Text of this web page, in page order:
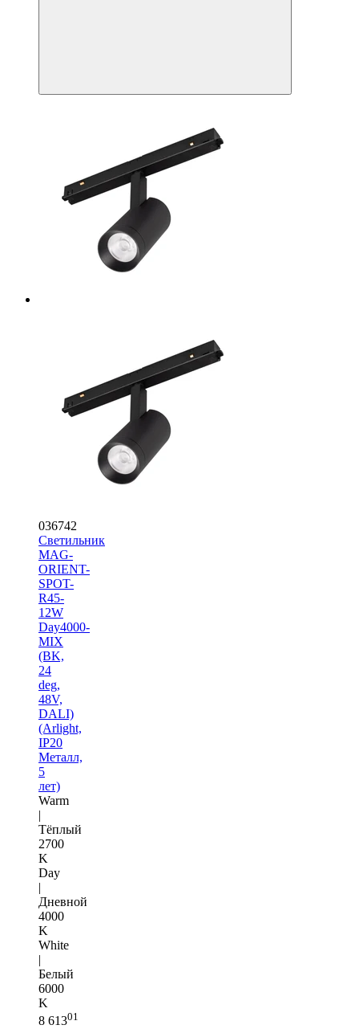
036742
Светильник
MAG-
ORIENT-
SPOT-
R45-
12W
Day4000-
MIX
(BK,
24
deg,
48V,
DALI)
(Arlight,
IP20
Металл,
5
лет)
Warm
|
Тёплый
2700
K
Day
|
Дневной
4000
K
White
|
Белый
6000
K
8 61301